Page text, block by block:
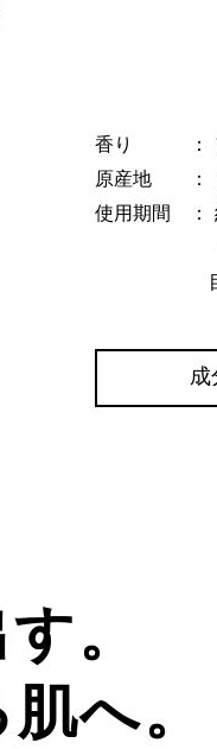
香り
原産地
使用期間
成
。
へ。